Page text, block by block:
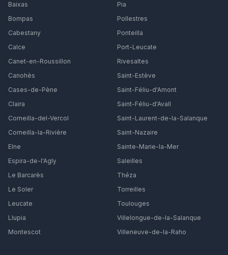
Baixas
Bompas
Cabestany
Calce
Canet-en-Roussillon
Canohès
Cases-de-Pène
Claira
Corneilla-del-Vercol
Corneilla-la-Rivière
Elne
Espira-de-l'Agly
Le Barcarès
Le Soler
Leucate
Llupia
Montescot
Pia
Pollestres
Ponteilla
Port-Leucate
Rivesaltes
Saint-Estève
Saint-Féliu-d'Amont
Saint-Féliu-d'Avall
Saint-Laurent-de-la-Salanque
Saint-Nazaire
Sainte-Marie-la-Mer
Saleilles
Théza
Torreilles
Toulouges
Villelongue-de-la-Salanque
Villeneuve-de-la-Raho